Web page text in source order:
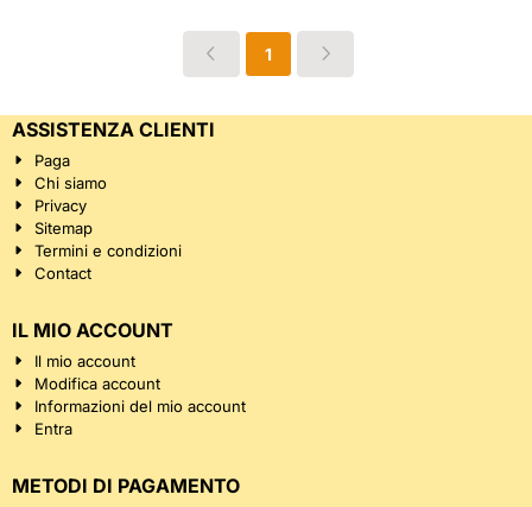
1
ASSISTENZA CLIENTI
Paga
Chi siamo
Privacy
Sitemap
Termini e condizioni
Contact
IL MIO ACCOUNT
Il mio account
Modifica account
Informazioni del mio account
Entra
METODI DI PAGAMENTO